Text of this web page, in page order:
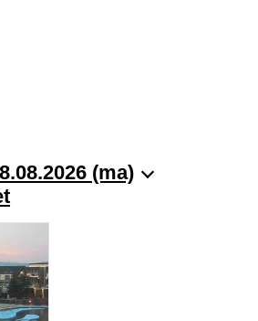
(ma)